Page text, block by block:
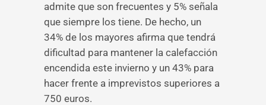
admite que son frecuentes y 5% señala
que siempre los tiene. De hecho, un
34% de los mayores afirma que tendrá
dificultad para mantener la calefacción
encendida este invierno y un 43% para
hacer frente a imprevistos superiores a
750 euros.